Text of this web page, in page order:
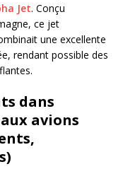
Jet. Conçu
ce jet
une excellente
rendant possible des
dans
avions